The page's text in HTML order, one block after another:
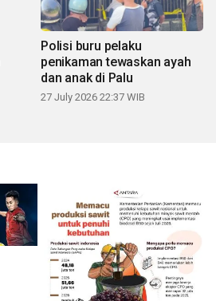
Polisi buru pelaku
penikaman tewaskan ayah
dan anak di Palu
27 July 2026 22:37 WIB